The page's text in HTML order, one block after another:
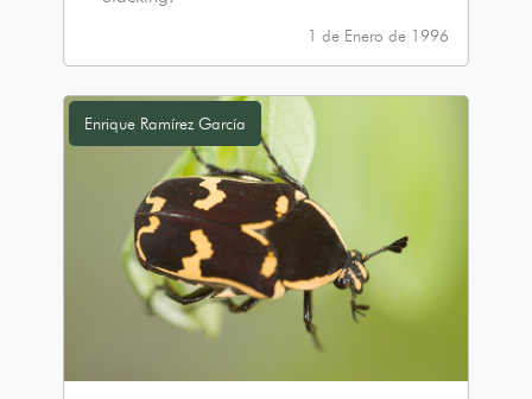
1 de Enero de 1996
Enrique Ramírez García